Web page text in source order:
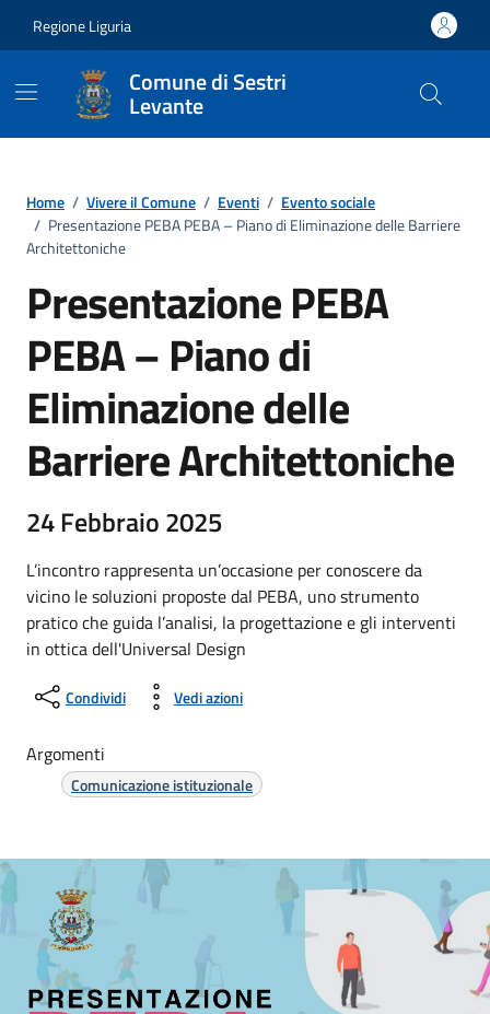
Regione Liguria
Comune di Sestri
Levante
Home / Vivere il Comune / Eventi / Evento sociale
/ Presentazione PEBA PEBA – Piano di Eliminazione delle Barriere
Architettoniche
Presentazione PEBA
PEBA – Piano di
Eliminazione delle
Barriere Architettoniche
24 Febbraio 2025
L’incontro rappresenta un’occasione per conoscere da
vicino le soluzioni proposte dal PEBA, uno strumento
pratico che guida l’analisi, la progettazione e gli interventi
in ottica dell'Universal Design
Condividi Vedi azioni
Argomenti
Comunicazione istituzionale